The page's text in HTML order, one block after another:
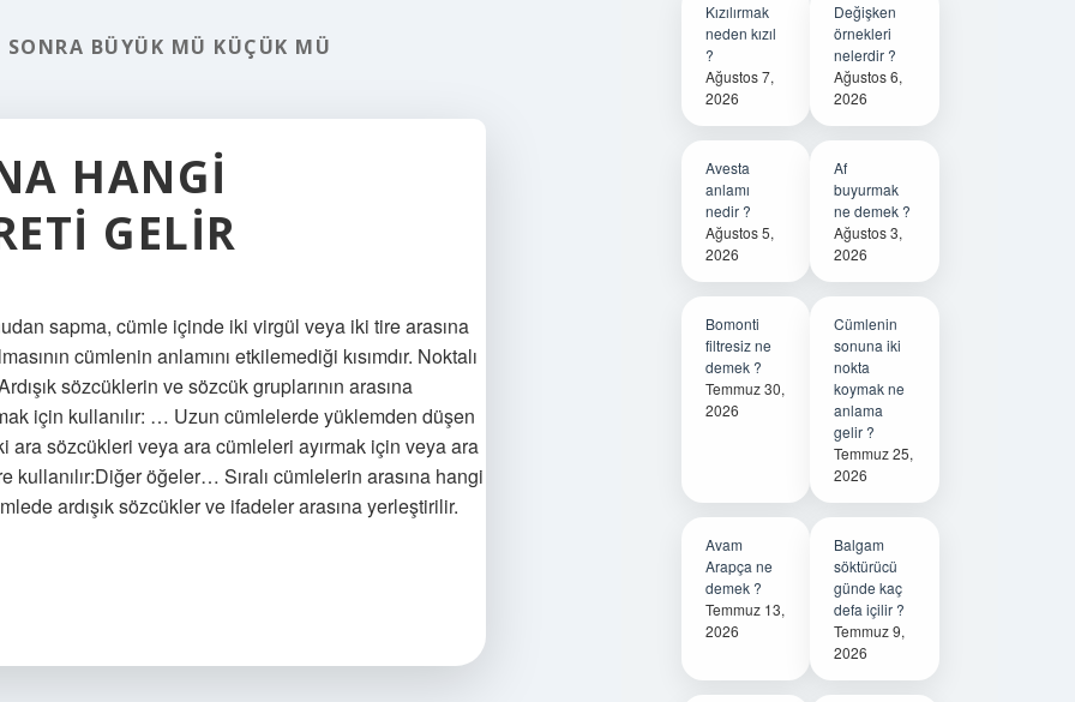
BÜYÜK MÜ KÜÇÜK MÜ
HANGI
GELIR
sapma, cümle içinde iki virgül veya iki tire arasına
cümlenin anlamını etkilemediği kısımdır. Noktalı
sözcüklerin ve sözcük gruplarının arasına
için kullanılır: … Uzun cümlelerde yüklemden düşen
sözcükleri veya ara cümleleri ayırmak için veya ara
öğeler… Sıralı cümlelerin arasına hangi
ardışık sözcükler ve ifadeler arasına yerleştirilir.
Kızılırmak
neden kızıl
?
Ağustos 7,
2026
Değişken
örnekleri
nelerdir ?
Ağustos 6,
2026
Avesta
anlamı
nedir ?
Ağustos 5,
2026
Af
buyurmak
ne demek ?
Ağustos 3,
2026
Bomonti
filtresiz ne
demek ?
Temmuz 30,
2026
Cümlenin
sonuna iki
nokta
koymak ne
anlama
gelir ?
Temmuz 25,
2026
Avam
Arapça ne
demek ?
Temmuz 13,
2026
Balgam
söktürücü
günde kaç
defa içilir ?
Temmuz 9,
2026